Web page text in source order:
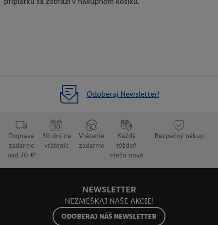
Odoberaj Newsletter!
Doprava
zadarmo
nad 70 €¹
30 dní na
vrátenie
Vrátenie
zadarmo
Každý
týždeň
niečo nové
Bezpečný nákup
NEWSLETTER
NEZMEŠKAJ NAŠE AKCIE!
ODOBERAJ NÁŠ NEWSLETTER